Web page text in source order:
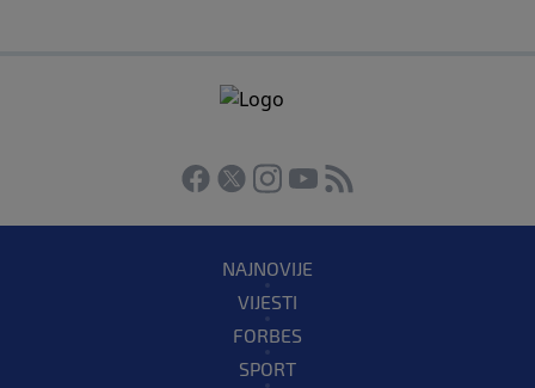
NAJNOVIJE
VIJESTI
FORBES
SPORT